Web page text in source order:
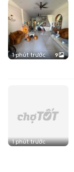
1 phút trước 9
1 phút trước